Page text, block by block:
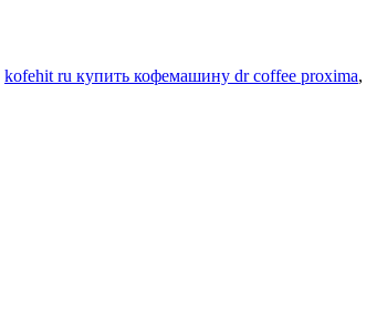
kofehit ru купить кофемашину dr coffee proxima,